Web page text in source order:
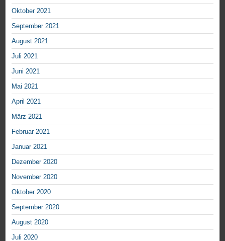
Oktober 2021
September 2021
August 2021
Juli 2021
Juni 2021
Mai 2021
April 2021
März 2021
Februar 2021
Januar 2021
Dezember 2020
November 2020
Oktober 2020
September 2020
August 2020
Juli 2020